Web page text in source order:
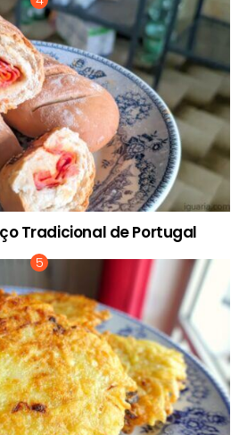
Tradicional de Portugal